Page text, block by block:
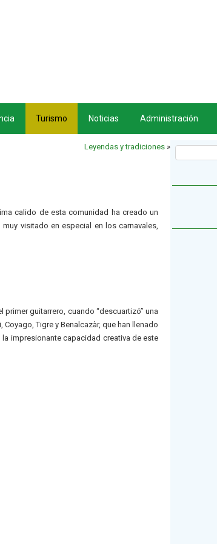
Turismo Noticias Administración
Leyendas y tradiciones »
calido de esta comunidad ha creado un
visitado en especial en los carnavales,
guitarrero, cuando “descuartizó” una
Tigre y Benalcazàr, que han llenado
impresionante capacidad creativa de este